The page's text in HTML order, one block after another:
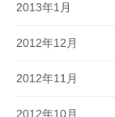
2013年1月
2012年12月
2012年11月
2012年10月